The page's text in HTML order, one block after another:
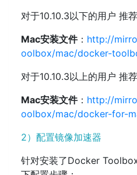
对于10.10.3以下的用户 推
Mac安装文件： http://
oolbox/mac/docker-
对于10.10.3以上的用户 推
Mac安装文件： http://
oolbox/mac/docker-for-
2）配置镜像加速器
针对安装了Docker